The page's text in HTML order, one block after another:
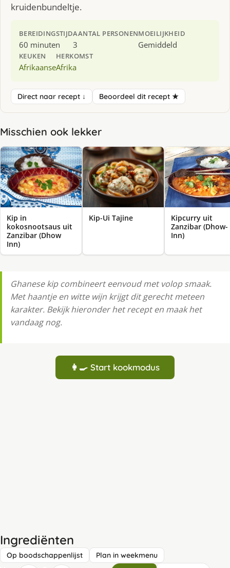
kruidenbundeltje.
BEREIDINGSTIJD
60 minuten
AANTAL PERSONEN
3
MOEILIJKHEID
Gemiddeld
KEUKEN
Afrikaanse
HERKOMST
Afrika
Direct naar recept ↓ Beoordeel dit recept ★
Misschien ook lekker
Kip in
kokosnootsaus uit
Zanzibar (Dhow
Inn)
Kip-Ui Tajine
Kipcurry uit
Zanzibar (Dhow-
Inn)
Ghanese kip combineert eenvoud met volop smaak.
Met haantje en witte wijn krijgt dit gerecht meteen
karakter. Bekijk hieronder het recept en maak het
vandaag nog.
👩‍🍳 Start kookmodus
Ingrediënten
Op boodschappenlijst Plan in weekmenu